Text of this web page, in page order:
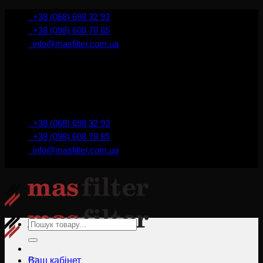
İçeriğe+38 (068) 698 32 93
+38 (098) 608 78 85
info@masfilter.com.ua
+38 (068) 698 32 93
+38 (098) 608 78 85
info@masfilter.com.ua
Ara:
Ваш кабінет